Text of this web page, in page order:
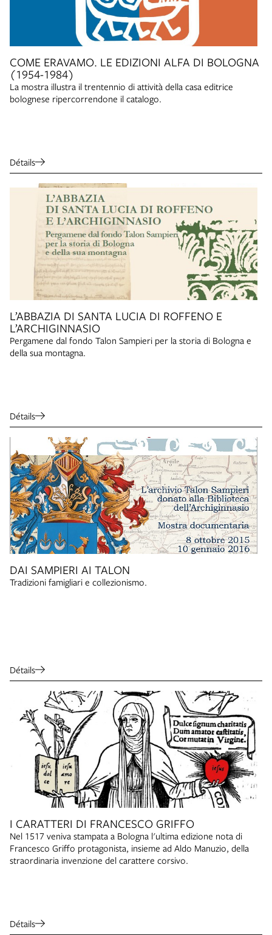
COME ERAVAMO. LE EDIZIONI ALFA DI BOLOGNA
(1954-1984)
La mostra illustra il trentennio di attività della casa editrice
bolognese ripercorrendone il catalogo.
Détails
L’ABBAZIA DI SANTA LUCIA DI ROFFENO E
L’ARCHIGINNASIO
Pergamene dal fondo Talon Sampieri per la storia di Bologna e
della sua montagna.
Détails
DAI SAMPIERI AI TALON
Tradizioni famigliari e collezionismo.
Détails
I CARATTERI DI FRANCESCO GRIFFO
Nel 1517 veniva stampata a Bologna l'ultima edizione nota di
Francesco Griffo protagonista, insieme ad Aldo Manuzio, della
straordinaria invenzione del carattere corsivo.
Détails